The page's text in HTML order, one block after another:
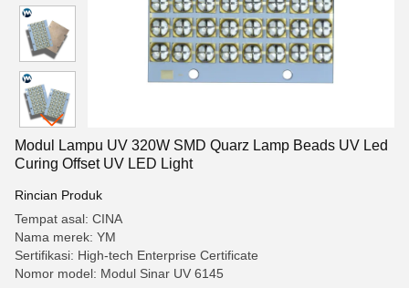
Modul Lampu UV 320W SMD Quarz Lamp Beads UV Led
Curing Offset UV LED Light
Rincian Produk
Tempat asal: CINA
Nama merek: YM
Sertifikasi: High-tech Enterprise Certificate
Nomor model: Modul Sinar UV 6145